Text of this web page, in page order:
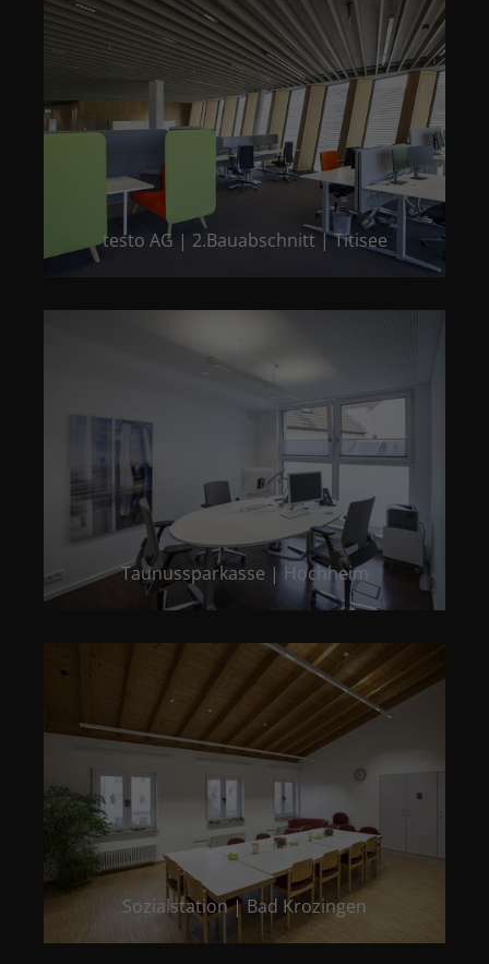
testo AG | 2.Bauabschnitt | Titisee
Taunussparkasse | Hochheim
Sozialstation | Bad Krozingen